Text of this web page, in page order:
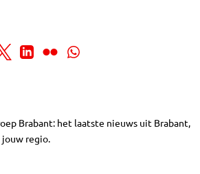
Brabant: het laatste nieuws uit Brabant,
regio.